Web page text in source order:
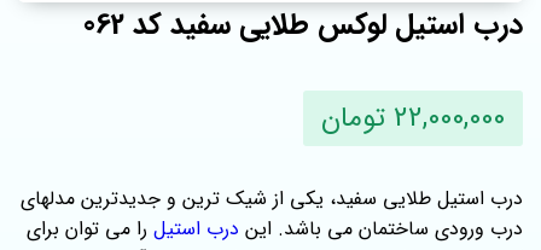
درب استیل لوکس طلایی سفید کد 062
22,000,000 تومان
درب استیل طلایی سفید، یکی از شیک ترین و جدیدترین مدلهای
درب ورودی ساختمان می باشد. این درب استیل را می توان برای